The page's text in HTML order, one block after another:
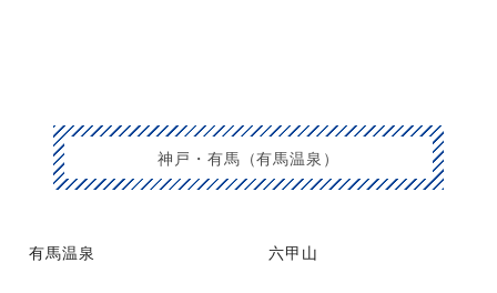
神戸・有馬（有馬温泉）
有馬温泉 六甲山